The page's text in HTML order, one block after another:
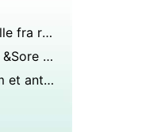
Hvordan vet engelsk Kamille fra romersk kamille
Hjem rettsmidler for Fever &Sore Throat
Hvordan bruke hvitløk som et antibiotikum